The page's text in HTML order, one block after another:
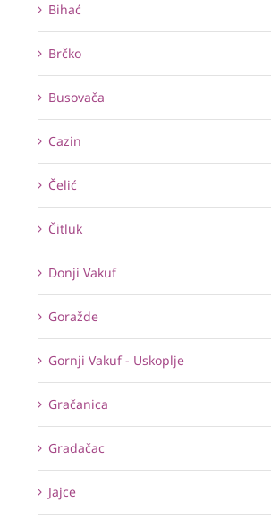
Bihać
Brčko
Busovača
Cazin
Čelić
Čitluk
Donji Vakuf
Goražde
Gornji Vakuf - Uskoplje
Gračanica
Gradačac
Jajce